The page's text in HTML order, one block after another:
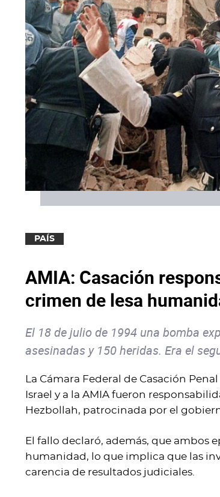
PAÍS
AMIA: Casación
crimen de lesa
El 18 de julio de 1994 una bomba
asesinadas y 150 heridas. Era el
La Cámara Federal de Casación
Israel y a la AMIA fueron
Hezbollah, patrocinada por el
El fallo declaró, además, que ambos
humanidad, lo que implica que las
carencia de resultados judiciales.